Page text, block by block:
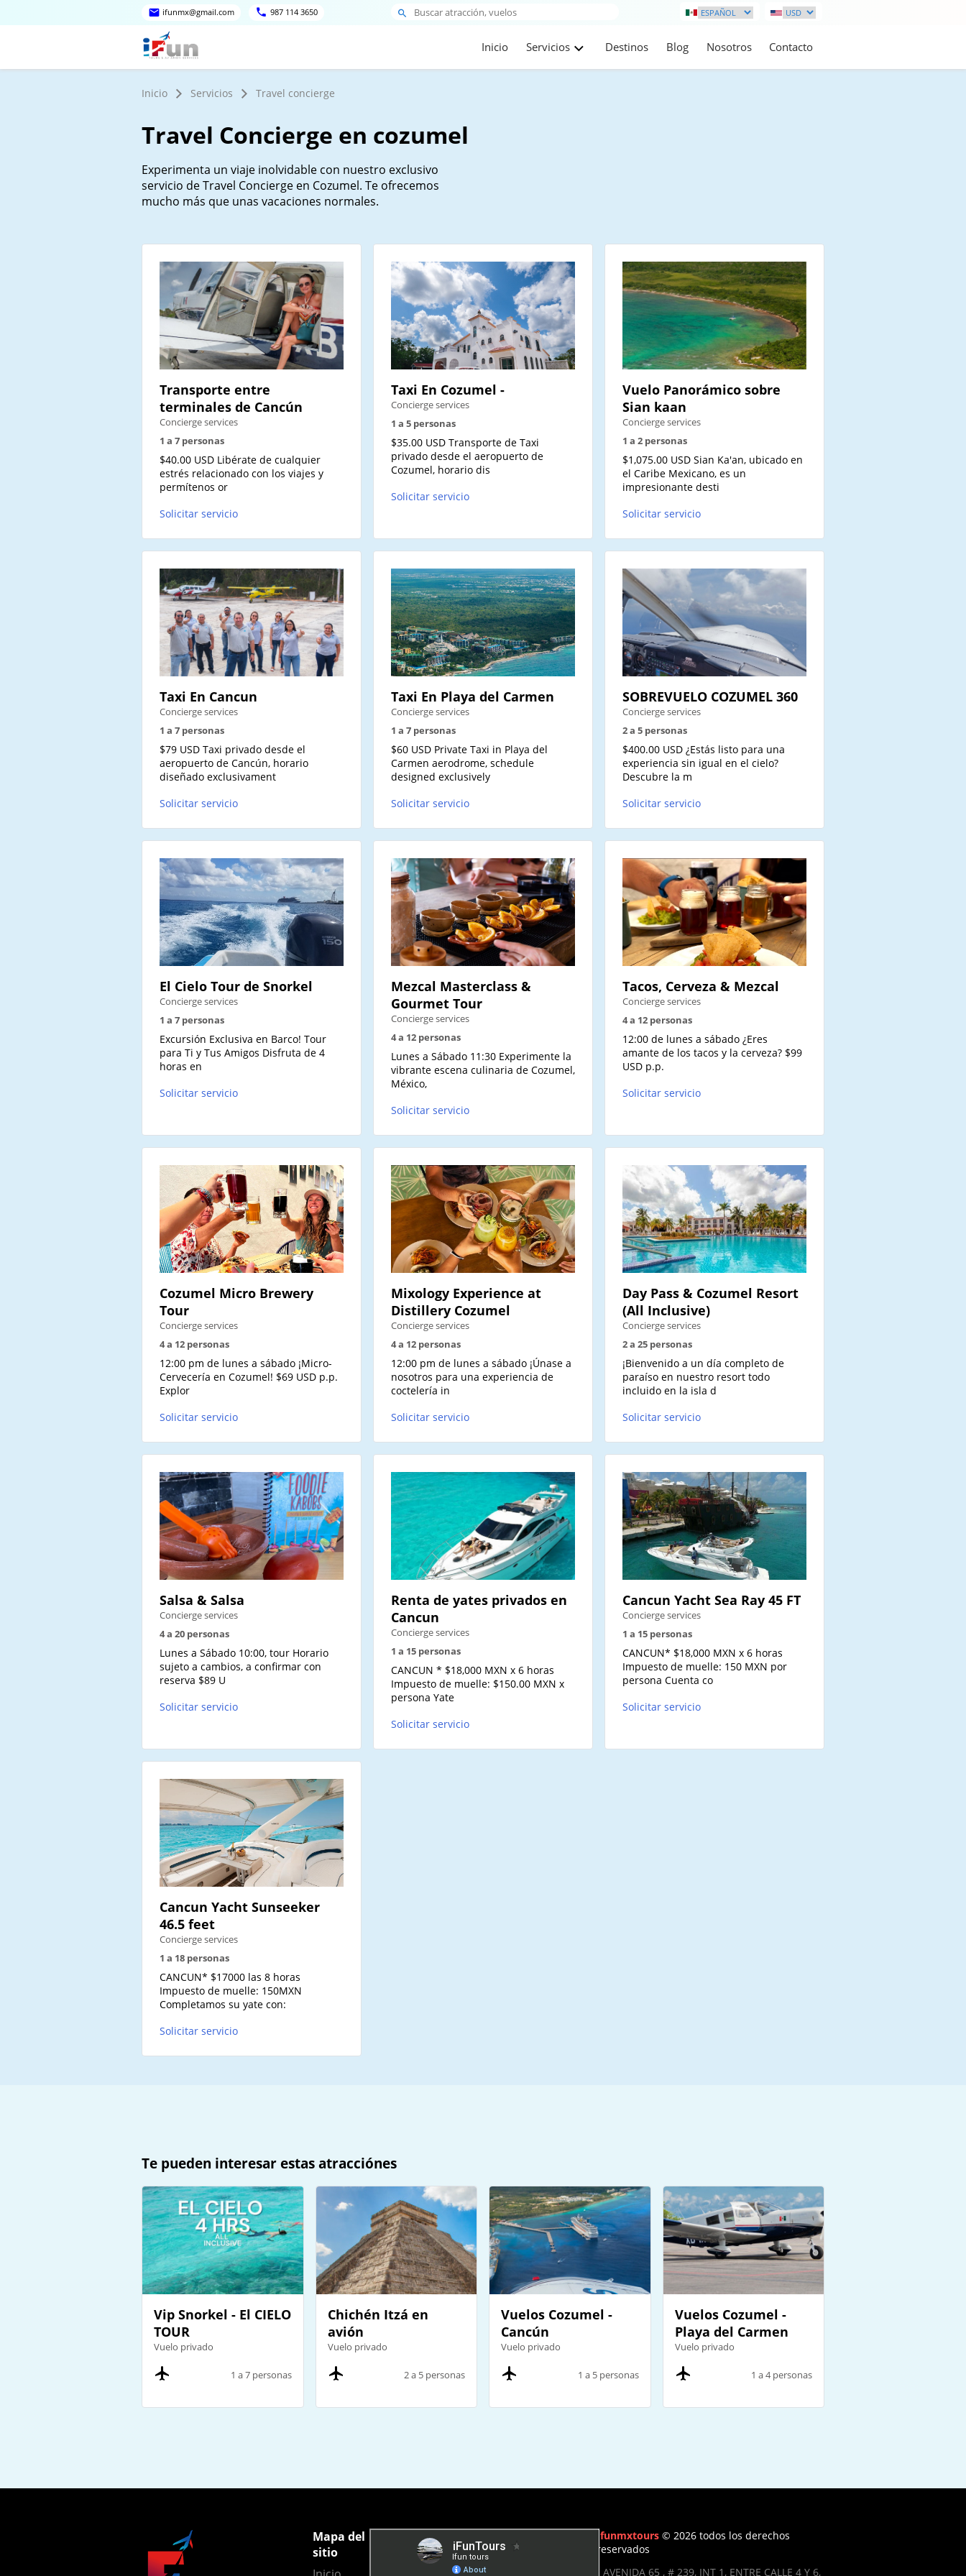
ifunmx@gmail.com 987 114 3650
Inicio Servicios Destinos Blog Nosotros Contacto
Inicio Servicios Travel concierge
Travel Concierge en cozumel
Experimenta un viaje inolvidable con nuestro exclusivo
servicio de Travel Concierge en Cozumel. Te ofrecemos
mucho más que unas vacaciones normales.
Transporte entre
terminales de Cancún
Concierge services
1 a 7 personas
$40.00 USD Libérate de cualquier
estrés relacionado con los viajes y
permítenos or
Solicitar servicio
Taxi En Cozumel -
Concierge services
1 a 5 personas
$35.00 USD Transporte de Taxi
privado desde el aeropuerto de
Cozumel, horario dis
Solicitar servicio
Vuelo Panorámico sobre
Sian kaan
Concierge services
1 a 2 personas
$1,075.00 USD Sian Ka'an, ubicado en
el Caribe Mexicano, es un
impresionante desti
Solicitar servicio
Taxi En Cancun
Concierge services
1 a 7 personas
$79 USD Taxi privado desde el
aeropuerto de Cancún, horario
diseñado exclusivament
Solicitar servicio
Taxi En Playa del Carmen
Concierge services
1 a 7 personas
$60 USD Private Taxi in Playa del
Carmen aerodrome, schedule
designed exclusively
Solicitar servicio
SOBREVUELO COZUMEL 360
Concierge services
2 a 5 personas
$400.00 USD ¿Estás listo para una
experiencia sin igual en el cielo?
Descubre la m
Solicitar servicio
El Cielo Tour de Snorkel
Concierge services
1 a 7 personas
Excursión Exclusiva en Barco! Tour
para Ti y Tus Amigos Disfruta de 4
horas en
Solicitar servicio
Mezcal Masterclass &
Gourmet Tour
Concierge services
4 a 12 personas
Lunes a Sábado 11:30 Experimente la
vibrante escena culinaria de Cozumel,
México,
Solicitar servicio
Tacos, Cerveza & Mezcal
Concierge services
4 a 12 personas
12:00 de lunes a sábado ¿Eres
amante de los tacos y la cerveza? $99
USD p.p.
Solicitar servicio
Cozumel Micro Brewery
Tour
Concierge services
4 a 12 personas
12:00 pm de lunes a sábado ¡Micro-
Cervecería en Cozumel! $69 USD p.p.
Explor
Solicitar servicio
Mixology Experience at
Distillery Cozumel
Concierge services
4 a 12 personas
12:00 pm de lunes a sábado ¡Únase a
nosotros para una experiencia de
coctelería in
Solicitar servicio
Day Pass & Cozumel Resort
(All Inclusive)
Concierge services
2 a 25 personas
¡Bienvenido a un día completo de
paraíso en nuestro resort todo
incluido en la isla d
Solicitar servicio
Salsa & Salsa
Concierge services
4 a 20 personas
Lunes a Sábado 10:00, tour Horario
sujeto a cambios, a confirmar con
reserva $89 U
Solicitar servicio
Renta de yates privados en
Cancun
Concierge services
1 a 15 personas
CANCUN * $18,000 MXN x 6 horas
Impuesto de muelle: $150.00 MXN x
persona Yate
Solicitar servicio
Cancun Yacht Sea Ray 45 FT
Concierge services
1 a 15 personas
CANCUN* $18,000 MXN x 6 horas
Impuesto de muelle: 150 MXN por
persona Cuenta co
Solicitar servicio
Cancun Yacht Sunseeker
46.5 feet
Concierge services
1 a 18 personas
CANCUN* $17000 las 8 horas
Impuesto de muelle: 150MXN
Completamos su yate con:
Solicitar servicio
Te pueden interesar estas atracciónes
Vip Snorkel - El CIELO
TOUR
Vuelo privado
1 a 7 personas
Chichén Itzá en
avión
Vuelo privado
2 a 5 personas
Vuelos Cozumel -
Cancún
Vuelo privado
1 a 5 personas
Vuelos Cozumel -
Playa del Carmen
Vuelo privado
1 a 4 personas
Mapa del
sitio
Ifunmxtours © 2026 todos los derechos
reservados
- AVENIDA 65 , # 239, INT 1, ENTRE CALLE 4 Y 6,